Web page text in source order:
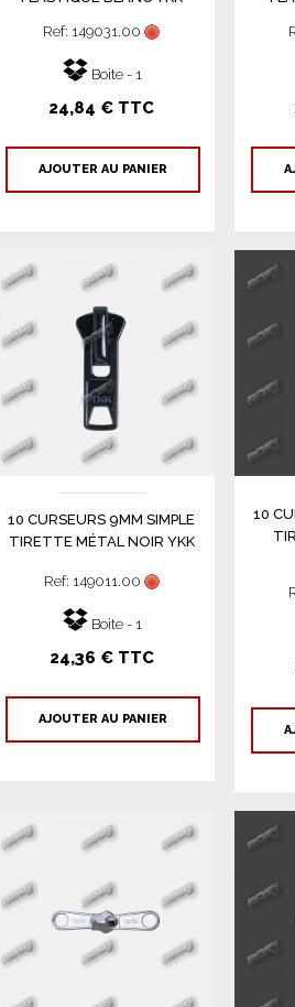
Ref: 149031.00
Boite - 1
24,84 € TTC
AJOUTER AU PANIER
10 CURSEURS 9MM SIMPLE
TIRETTE MÉTAL NOIR YKK
Ref: 149011.00
Boite - 1
24,36 € TTC
AJOUTER AU PANIER
10